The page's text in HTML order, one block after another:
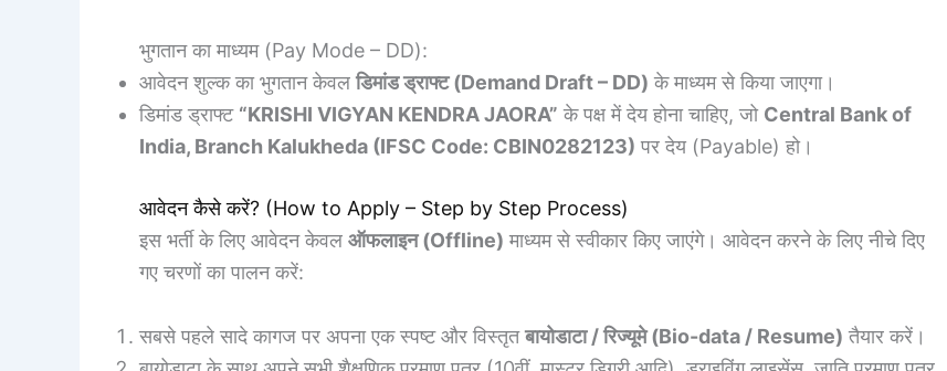
भुगतान का माध्यम (Pay Mode – DD):
आवेदन शुल्क का भुगतान केवलडिमांड ड्राफ्ट (Demand Draft – DD) के माध्यम से किया जाएगा।
डिमांड ड्राफ्ट “KRISHI VIGYAN KENDRA JAORA” के पक्ष में देय होना चाहिए, जो Central Bank of
India, Branch Kalukheda (IFSC Code: CBIN0282123) पर देय (Payable) हो।
आवेदन कैसे करें? (How to Apply – Step by Step Process)
इस भर्ती के लिए आवेदन केवल ऑफलाइन (Offline) माध्यम से स्वीकार किए जाएंगे। आवेदन करने के लिए नीचे दिए
गए चरणों का पालन करें:
सबसे पहले सादे कागज पर अपना एक स्पष्ट और विस्तृतबायोडाटा / रिज्यूमे (Bio-data / Resume) तैयार करें।